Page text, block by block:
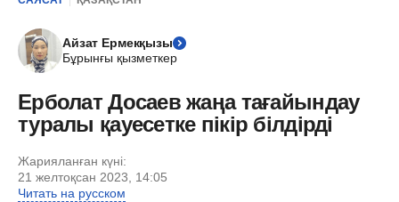
Айзат Ермекқызы
Бұрынғы қызметкер
Ерболат Досаев жаңа тағайындау
туралы қауесетке пікір білдірді
Жарияланған күні:
21 желтоқсан 2023, 14:05
Читать на русском